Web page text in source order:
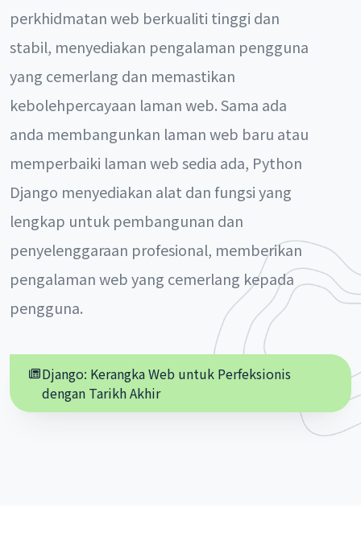
perkhidmatan web berkualiti tinggi dan
stabil, menyediakan pengalaman pengguna
yang cemerlang dan memastikan
kebolehpercayaan laman web. Sama ada
anda membangunkan laman web baru atau
memperbaiki laman web sedia ada, Python
Django menyediakan alat dan fungsi yang
lengkap untuk pembangunan dan
penyelenggaraan profesional, memberikan
pengalaman web yang cemerlang kepada
pengguna.
Django: Kerangka Web untuk Perfeksionis
dengan Tarikh Akhir